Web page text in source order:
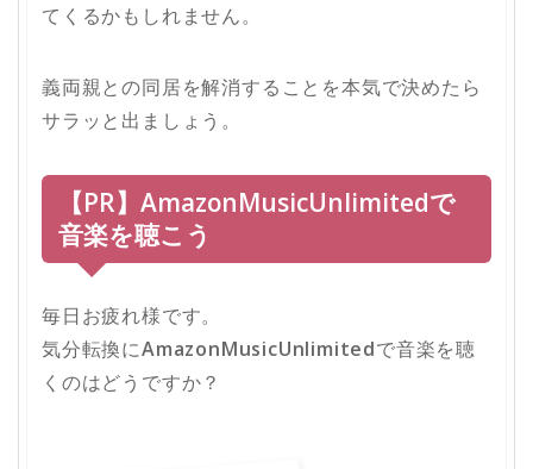
てくるかもしれません。
義両親との同居を解消することを本気で決めたら
サラッと出ましょう。
【PR】AmazonMusicUnlimitedで
音楽を聴こう
毎日お疲れ様です。
気分転換にAmazonMusicUnlimitedで音楽を聴
くのはどうですか？